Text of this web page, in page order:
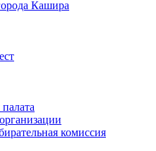
Кашира
комиссия